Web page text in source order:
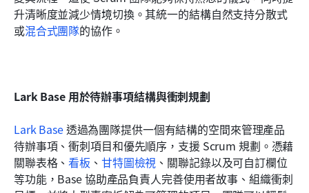
升清晰度並減少情境切換。其統一的結構自然支持分散式
或混合式團隊的協作。
Lark Base 用於待辦事項結構與衝刺規劃
Lark Base 透過為團隊提供一個有結構的空間來管理產品
待辦事項、衝刺項目和優先順序，支援 Scrum 規劃。憑藉
關聯表格、看板 、 甘特圖檢視 、關聯記錄以及可自訂欄位
等功能，Base 協助產品負責人完善使用者故事、組織衝刺